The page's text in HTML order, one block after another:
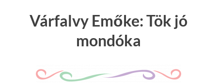
Várfalvy Emőke: Tök jó
mondóka